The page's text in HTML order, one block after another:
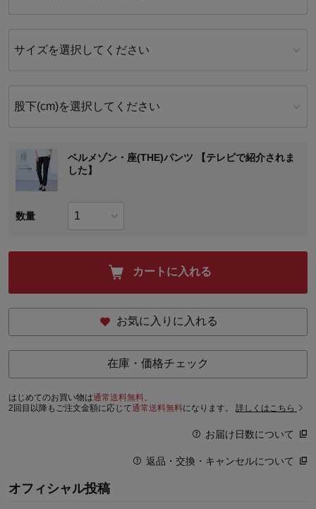
サイズを選択してください
股下(cm)を選択してください
ベルメゾン・座(THE)パンツ 【テレビで紹介されま
した】
数量
カートに入れる
お気に入りに入れる
在庫・価格チェック
はじめてのお買い物は通常送料無料。
2回目以降もご注文金額に応じて通常送料無料になります。 詳しくはこちら
お届け日数について
返品・交換・キャンセルについて
オフィシャル投稿